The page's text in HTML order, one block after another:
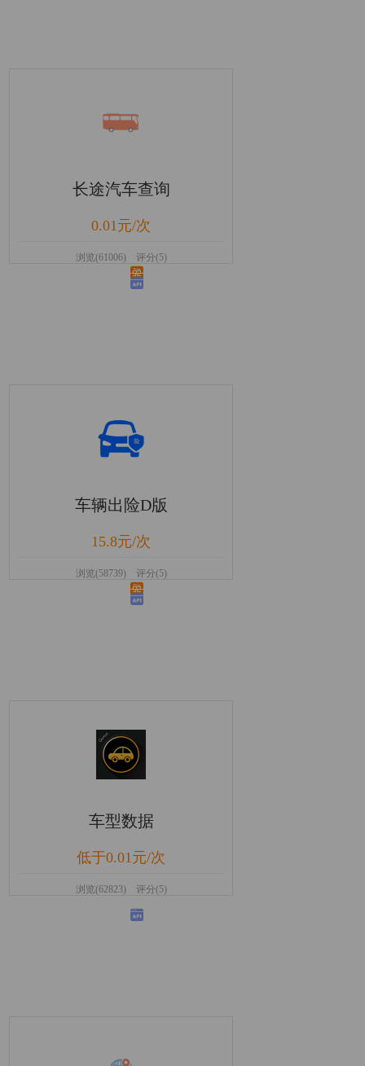
长途汽车查询
0.01元/次
浏览(61006) 评分(5)
车辆出险D版
15.8元/次
浏览(58739) 评分(5)
车型数据
低于0.01元/次
浏览(62823) 评分(5)